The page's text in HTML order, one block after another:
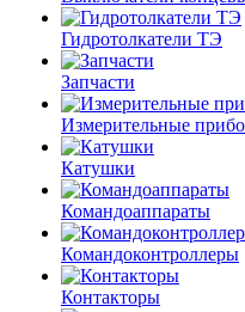
Гидротолкатели ТЭ
Запчасти
Измерительные
Катушки
Командоаппараты
Командоконтроллеры
Контакторы